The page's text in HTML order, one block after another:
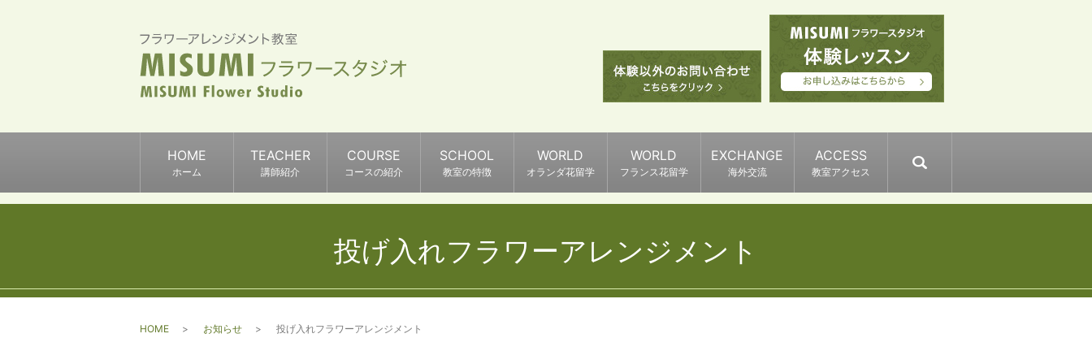
HOME
ホーム
TEACHER
講師紹介
COURSE
コースの紹介
SCHOOL
教室の特徴
WORLD
オランダ花留学
WORLD
フランス花留学
EXCHANGE
海外交流
ACCESS
教室アクセス
投げ入れフラワーアレンジメント
HOME お知らせ 投げ入れフラワーアレンジメント